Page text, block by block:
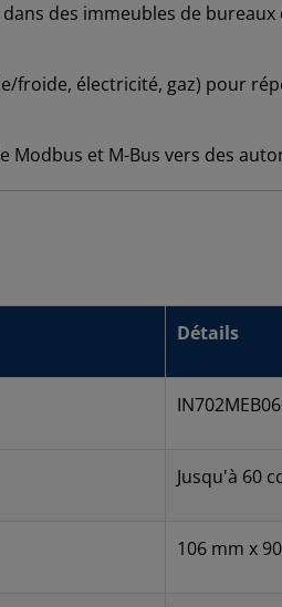
des immeubles de
froide, électricité, gaz) pour
et M-Bus vers des
Détails
Jusqu'à 60
106 mm x